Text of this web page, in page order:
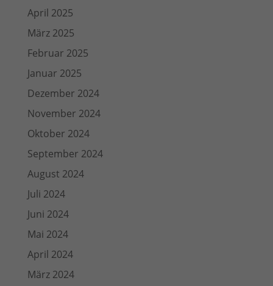
April 2025
März 2025
Februar 2025
Januar 2025
Dezember 2024
November 2024
Oktober 2024
September 2024
August 2024
Juli 2024
Juni 2024
Mai 2024
April 2024
März 2024